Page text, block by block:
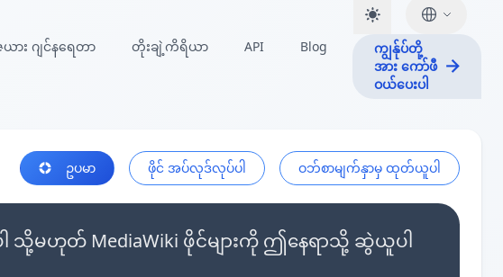
ယား ဂျင်နရေတာ တိုးချဲ့ကိရိယာ API Blog
ကျွန်ုပ်တို့
အား ကော်ဖီ
ဝယ်ပေးပါ
ဥပမာ ဖိုင် အပ်လုဒ်လုပ်ပါ ဝဘ်စာမျက်နှာမှ ထုတ်ယူပါ
သို့မဟုတ် MediaWiki ဖိုင်များကို ဤနေရာသို့ ဆွဲယူပါ